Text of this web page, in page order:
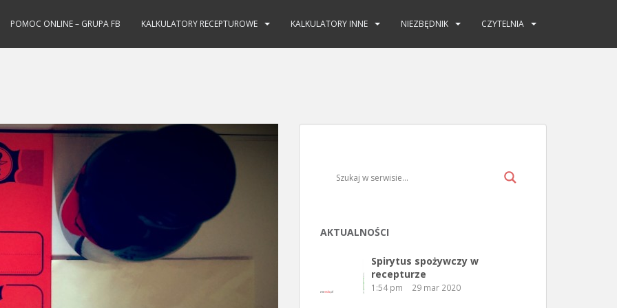
POMOC ONLINE – GRUPA FB KALKULATORY RECEPTUROWE KALKULATORY INNE NIEZBĘDNIK CZYTELNIA
AKTUALNOŚCI
Spirytus spożywczy w
recepturze
1:54 pm 29 mar 2020